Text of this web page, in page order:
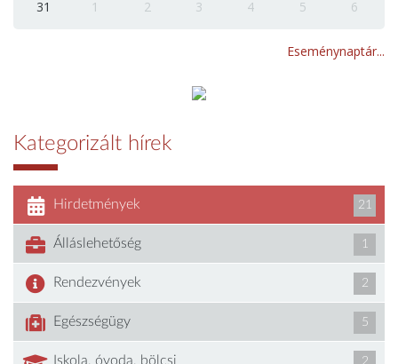
31
1 2 3 4 5 6
Eseménynaptár...
Kategorizált hírek
Hirdetmények 21
Álláslehetőség 1
Rendezvények 2
Egészségügy 5
Iskola, óvoda, bölcsi 2